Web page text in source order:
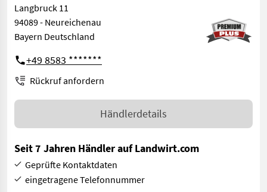
Langbruck 11
94089 - Neureichenau
Bayern Deutschland
+49 8583 *******
Rückruf anfordern
Händlerdetails
Seit 7 Jahren Händler auf Landwirt.com
Geprüfte Kontaktdaten
eingetragene Telefonnummer